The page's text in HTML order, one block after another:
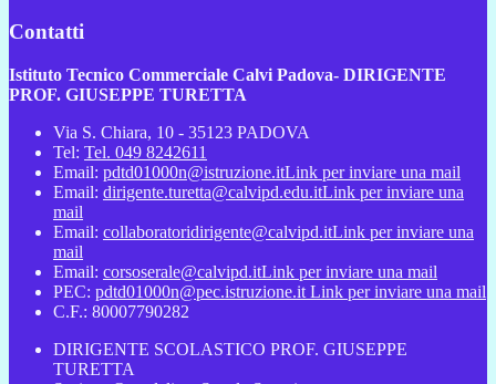
Contatti
Istituto Tecnico Commerciale Calvi Padova- DIRIGENTE
PROF. GIUSEPPE TURETTA
Via S. Chiara, 10 - 35123 PADOVA
Tel: Tel. 049 8242611
Email: pdtd01000n@istruzione.itLink per inviare una mail
Email: dirigente.turetta@calvipd.edu.itLink per inviare una
mail
Email: collaboratoridirigente@calvipd.itLink per inviare una
mail
Email: corsoserale@calvipd.itLink per inviare una mail
PEC: pdtd01000n@pec.istruzione.it Link per inviare una mail
C.F.: 80007790282
DIRIGENTE SCOLASTICO PROF. GIUSEPPE
TURETTA